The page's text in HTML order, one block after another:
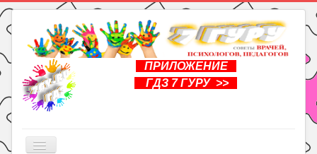
ПРИЛОЖЕНИЕ
ГДЗ 7 ГУРУ >>
Включить/